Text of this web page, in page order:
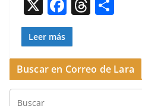
o
o
k
s
a
c
e
b
a
d
p
ar
Leer más
Buscar en Correo de Lara